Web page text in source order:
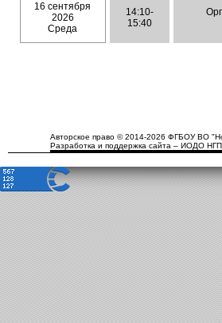
16 сентября
2026
Среда
14:10-
15:40
Авторское право © 2014-2026 ФГБОУ ВО
Разработка и поддержка сайта – ИОДО